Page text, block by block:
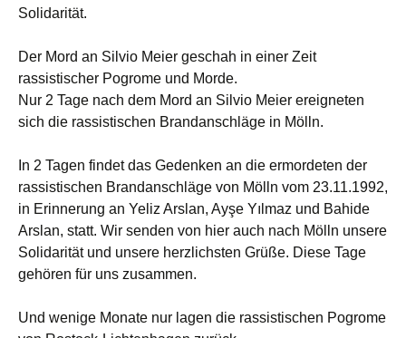
Solidarität.
Der Mord an Silvio Meier geschah in einer Zeit
rassistischer Pogrome und Morde.
Nur 2 Tage nach dem Mord an Silvio Meier ereigneten
sich die rassistischen Brandanschläge in Mölln.
In 2 Tagen findet das Gedenken an die ermordeten der
rassistischen Brandanschläge von Mölln vom 23.11.1992,
in Erinnerung an Yeliz Arslan, Ayşe Yılmaz und Bahide
Arslan, statt. Wir senden von hier auch nach Mölln unsere
Solidarität und unsere herzlichsten Grüße. Diese Tage
gehören für uns zusammen.
Und wenige Monate nur lagen die rassistischen Pogrome